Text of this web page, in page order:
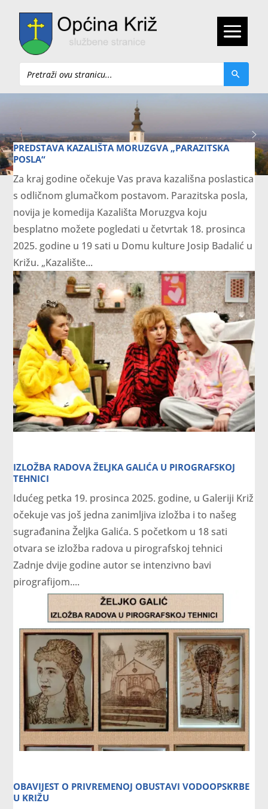
Pretraži
PREDSTAVA KAZALIŠTA MORUZGVA „PARAZITSKA
POSLA“
Za kraj godine očekuje Vas prava kazališna poslastica
s odličnom glumačkom postavom. Parazitska posla,
novija je komedija Kazališta Moruzgva koju
besplatno možete pogledati u četvrtak 18. prosinca
2025. godine u 19 sati u Domu kulture Josip Badalić u
Križu. „Kazalište...
IZLOŽBA RADOVA ŽELJKA GALIĆA U PIROGRAFSKOJ
TEHNICI
Idućeg petka 19. prosinca 2025. godine, u Galeriji Križ
očekuje vas još jedna zanimljiva izložba i to našeg
sugrađanina Željka Galića. S početkom u 18 sati
otvara se izložba radova u pirografskoj tehnici
Zadnje dvije godine autor se intenzivno bavi
pirografijom....
OBAVIJEST O PRIVREMENOJ OBUSTAVI VODOOPSKRBE
U KRIŽU